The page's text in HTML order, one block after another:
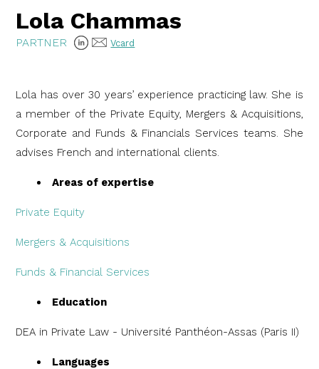
Lola Chammas
PARTNER Vcard
Lola has over 30 years’ experience practicing law. She is
a member of the Private Equity, Mergers & Acquisitions,
Corporate and Funds & Financials Services teams. She
advises French and international clients.
Areas of expertise
Private Equity
Mergers & Acquisitions
Funds & Financial Services
Education
DEA in Private Law - Université Panthéon-Assas (Paris II)
Languages